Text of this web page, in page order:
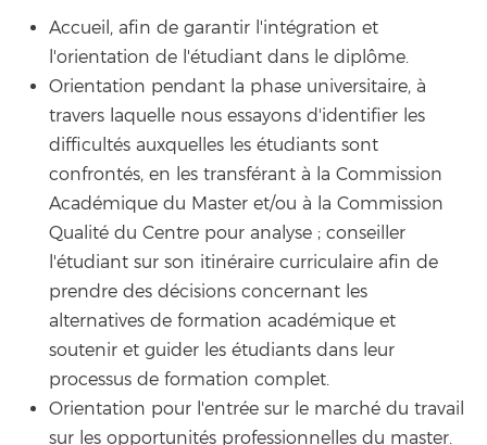
Accueil, afin de garantir l'intégration et
l'orientation de l'étudiant dans le diplôme.
Orientation pendant la phase universitaire, à
travers laquelle nous essayons d'identifier les
difficultés auxquelles les étudiants sont
confrontés, en les transférant à la Commission
Académique du Master et/ou à la Commission
Qualité du Centre pour analyse ; conseiller
l'étudiant sur son itinéraire curriculaire afin de
prendre des décisions concernant les
alternatives de formation académique et
soutenir et guider les étudiants dans leur
processus de formation complet.
Orientation pour l'entrée sur le marché du travail
sur les opportunités professionnelles du master.